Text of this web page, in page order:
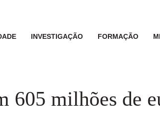
INVESTIGAÇÃO FORMAÇÃO
605 milhões de